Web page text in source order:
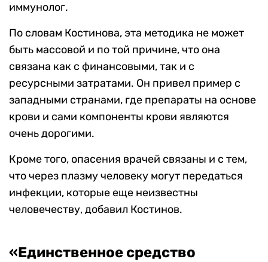
иммунолог.
По словам Костинова, эта методика не может
быть массовой и по той причине, что она
связана как с финансовыми, так и с
ресурсными затратами. Он привел пример с
западными странами, где препараты на основе
крови и сами компоненты крови являются
очень дорогими.
Кроме того, опасения врачей связаны и с тем,
что через плазму человеку могут передаться
инфекции, которые еще неизвестны
человечеству, добавил Костинов.
«Единственное средство